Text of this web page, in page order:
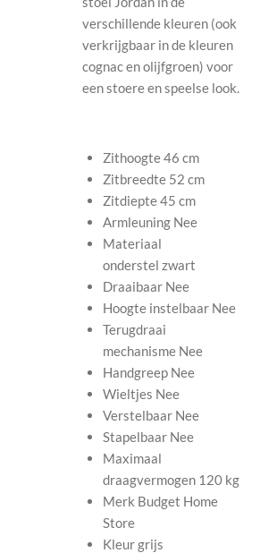
verschillende kleuren (ook
verkrijgbaar in de kleuren
cognac en olijfgroen) voor
een stoere en speelse look.
Zithoogte46 cm
Zitbreedte 52 cm
Zitdiepte45 cm
Armleuning Nee
Materiaal
onderstel zwart
Draaibaar Nee
Hoogte instelbaar Nee
Terugdraai
mechanisme Nee
Handgreep Nee
Wieltjes Nee
Verstelbaar Nee
Stapelbaar Nee
Maximaal
draagvermogen 120 kg
Merk Budget Home
Store
Kleurgrijs